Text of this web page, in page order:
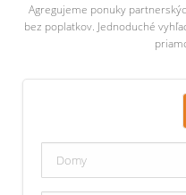
Agregujeme ponuky
bez poplatkov. Jednoduché